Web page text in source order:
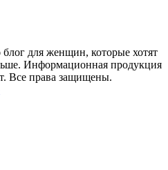
для женщин, которые хотят
Информационная продукция
Все права защищены.